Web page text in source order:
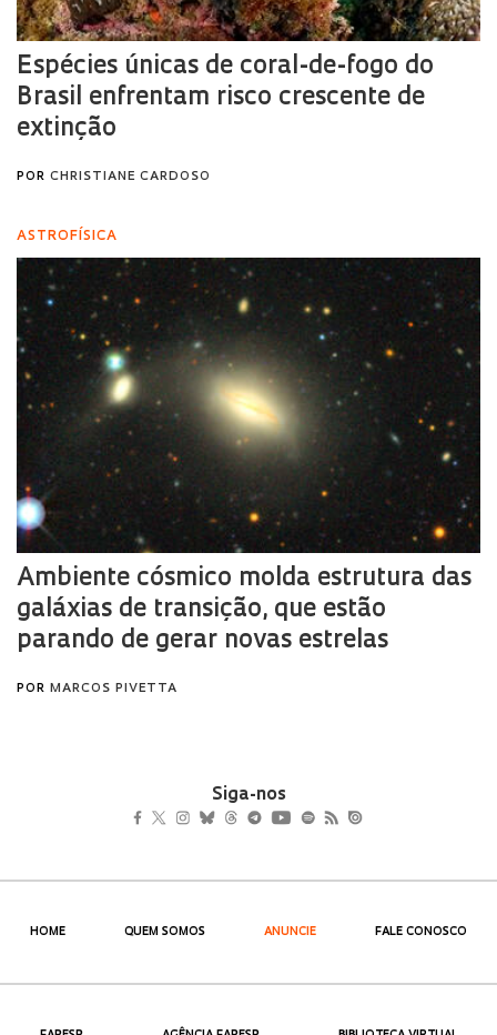
Siga-nos
HOME QUEM SOMOS ANUNCIE FALE CONOSCO